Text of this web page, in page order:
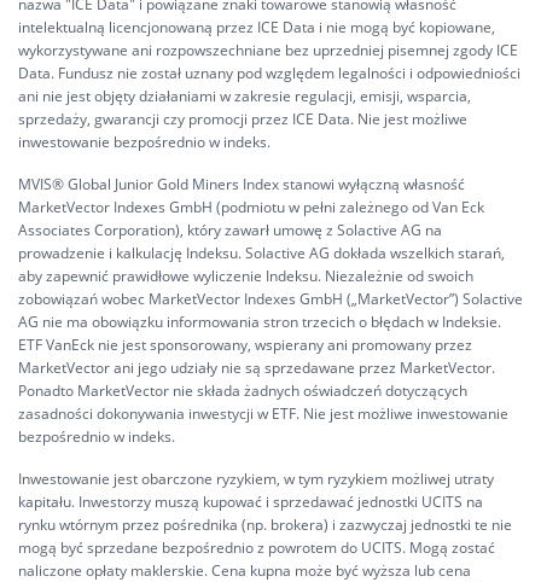
nazwa "ICE Data" i powiązane znaki towarowe stanowią własność
intelektualną licencjonowaną przez ICE Data i nie mogą być kopiowane,
wykorzystywane ani rozpowszechniane bez uprzedniej pisemnej zgody ICE
Data. Fundusz nie został uznany pod względem legalności i odpowiedniości
ani nie jest objęty działaniami w zakresie regulacji, emisji, wsparcia,
sprzedaży, gwarancji czy promocji przez ICE Data. Nie jest możliwe
inwestowanie bezpośrednio w indeks.
MVIS®️ Global Junior Gold Miners Index stanowi wyłączną własność
MarketVector Indexes GmbH (podmiotu w pełni zależnego od Van Eck
Associates Corporation), który zawarł umowę z Solactive AG na
prowadzenie i kalkulację Indeksu. Solactive AG dokłada wszelkich starań,
aby zapewnić prawidłowe wyliczenie Indeksu. Niezależnie od swoich
zobowiązań wobec MarketVector Indexes GmbH („MarketVector”) Solactive
AG nie ma obowiązku informowania stron trzecich o błędach w Indeksie.
ETF VanEck nie jest sponsorowany, wspierany ani promowany przez
MarketVector ani jego udziały nie są sprzedawane przez MarketVector.
Ponadto MarketVector nie składa żadnych oświadczeń dotyczących
zasadności dokonywania inwestycji w ETF. Nie jest możliwe inwestowanie
bezpośrednio w indeks.
Inwestowanie jest obarczone ryzykiem, w tym ryzykiem możliwej utraty
kapitału. Inwestorzy muszą kupować i sprzedawać jednostki UCITS na
rynku wtórnym przez pośrednika (np. brokera) i zazwyczaj jednostki te nie
mogą być sprzedane bezpośrednio z powrotem do UCITS. Mogą zostać
naliczone opłaty maklerskie. Cena kupna może być wyższa lub cena